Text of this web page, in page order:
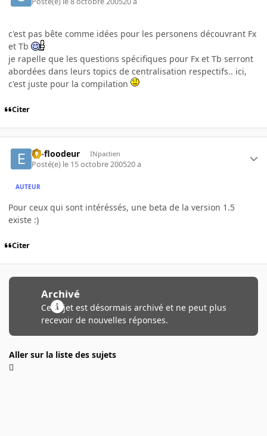
c'est pas bête comme idées pour les personens découvrant Fx
et Tb
je rapelle que les questions spécifiques pour Fx et Tb serront
abordées dans leurs topics de centralisation respectifs.. ici,
c'est juste pour la compilation
Citer
ex-floodeur INpactien
Posté(e) le 15 octobre 200520 a
AUTEUR
Pour ceux qui sont intéréssés, une beta de la version 1.5
existe :)
Citer
Archivé
Ce sujet est désormais archivé et ne peut plus
recevoir de nouvelles réponses.
Aller sur la liste des sujets